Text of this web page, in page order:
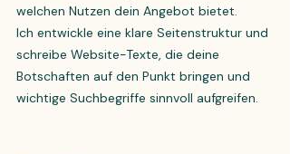
welchen Nutzen dein Angebot bietet.
Ich entwickle eine klare Seitenstruktur und
schreibe Website-Texte, die deine
Botschaften auf den Punkt bringen und
wichtige Suchbegriffe sinnvoll aufgreifen.